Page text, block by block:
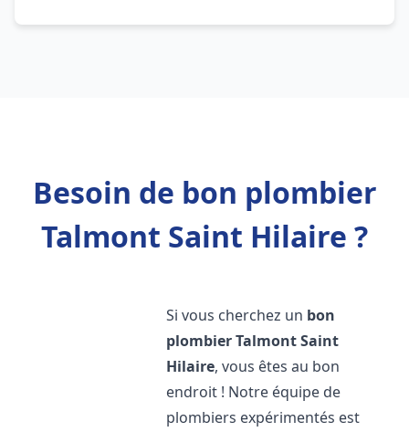
Besoin de bon plombier
Talmont Saint Hilaire ?
Si vous cherchez un bon
plombierTalmont Saint
Hilaire, vous êtes au bon
endroit ! Notre équipe de
plombiers expérimentés est